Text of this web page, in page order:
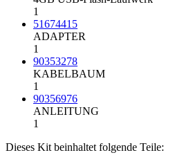
1
51674415
ADAPTER
1
90353278
KABELBAUM
1
90356976
ANLEITUNG
1
Dieses Kit beinhaltet folgende Teile: